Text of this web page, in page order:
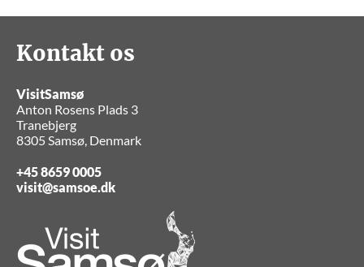
Kontakt os
VisitSamsø
Anton Rosens Plads 3
Tranebjerg
8305 Samsø, Denmark
+45 8659 0005
visit@samsoe.dk